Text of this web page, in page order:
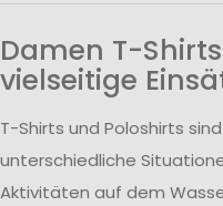
Damen T-
vielseitige
T-Shirts und Poloshirts
unterschiedliche
Aktivitäten auf dem